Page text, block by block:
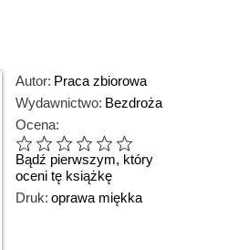
Autor: Praca zbiorowa
Wydawnictwo: Bezdroża
Ocena:
Bądź pierwszym, który
oceni tę książkę
Druk: oprawa miękka